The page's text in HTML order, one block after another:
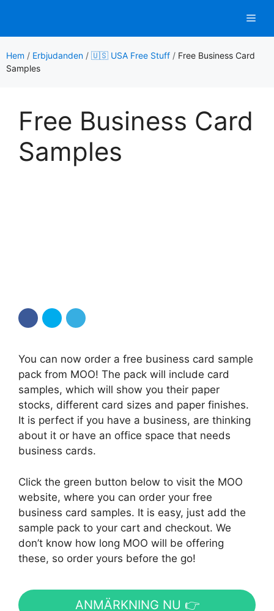
innehåll
Hem / Erbjudanden / 🇺🇸 USA Free Stuff / Free Business Card
Samples
Free Business Card
Samples
You can now order a free business card sample
pack from MOO! The pack will include card
samples, which will show you their paper
stocks, different card sizes and paper finishes.
It is perfect if you have a business, are thinking
about it or have an office space that needs
business cards.
Click the green button below to visit the MOO
website, where you can order your free
business card samples. It is easy, just add the
sample pack to your cart and checkout. We
don’t know how long MOO will be offering
these, so order yours before the go!
ANMÄRKNING NU 👉